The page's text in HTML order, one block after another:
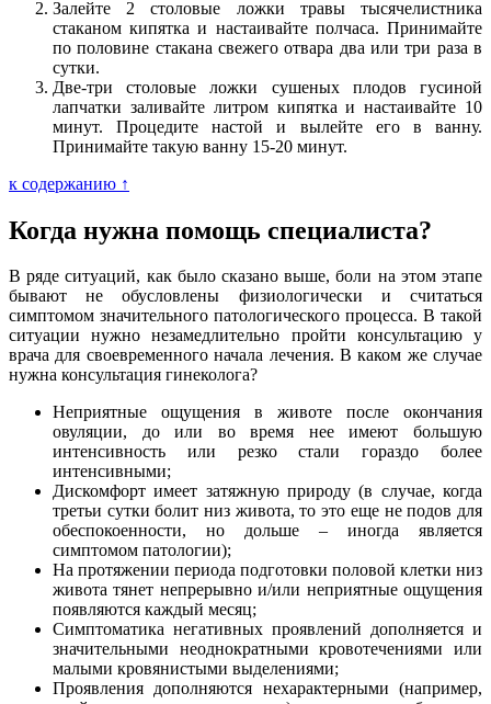
Залейте 2 столовые ложки травы тысячелистника
стаканом кипятка и настаивайте полчаса. Принимайте
по половине стакана свежего отвара два или три раза в
сутки.
Две-три столовые ложки сушеных плодов гусиной
лапчатки заливайте литром кипятка и настаивайте 10
минут. Процедите настой и вылейте его в ванну.
Принимайте такую ванну 15-20 минут.
к содержанию ↑
Когда нужна помощь специалиста?
В ряде ситуаций, как было сказано выше, боли на этом этапе
бывают не обусловлены физиологически и считаться
симптомом значительного патологического процесса. В такой
ситуации нужно незамедлительно пройти консультацию у
врача для своевременного начала лечения. В каком же случае
нужна консультация гинеколога?
Неприятные ощущения в животе после окончания
овуляции, до или во время нее имеют большую
интенсивность или резко стали гораздо более
интенсивными;
Дискомфорт имеет затяжную природу (в случае, когда
третьи сутки болит низ живота, то это еще не подов для
обеспокоенности, но дольше – иногда является
симптомом патологии);
На протяжении периода подготовки половой клетки низ
живота тянет непрерывно и/или неприятные ощущения
появляются каждый месяц;
Симптоматика негативных проявлений дополняется и
значительными неоднократными кровотечениями или
малыми кровянистыми выделениями;
Проявления дополняются нехарактерными (например,